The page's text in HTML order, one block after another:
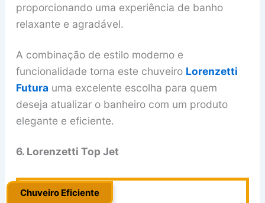
proporcionando uma experiência de banho
relaxante e agradável.
A combinação de estilo moderno e
funcionalidade torna este chuveiro Lorenzetti
Futura uma excelente escolha para quem
deseja atualizar o banheiro com um produto
elegante e eficiente.
6. Lorenzetti Top Jet
Chuveiro Eficiente
.